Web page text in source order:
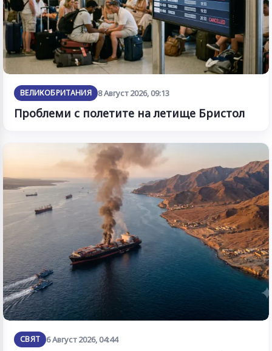
ВЕЛИКОБРИТАНИЯ 8 Август 2026, 09:13
Проблеми с полетите на летище Бристол
СВЯТ 6 Август 2026, 04:44